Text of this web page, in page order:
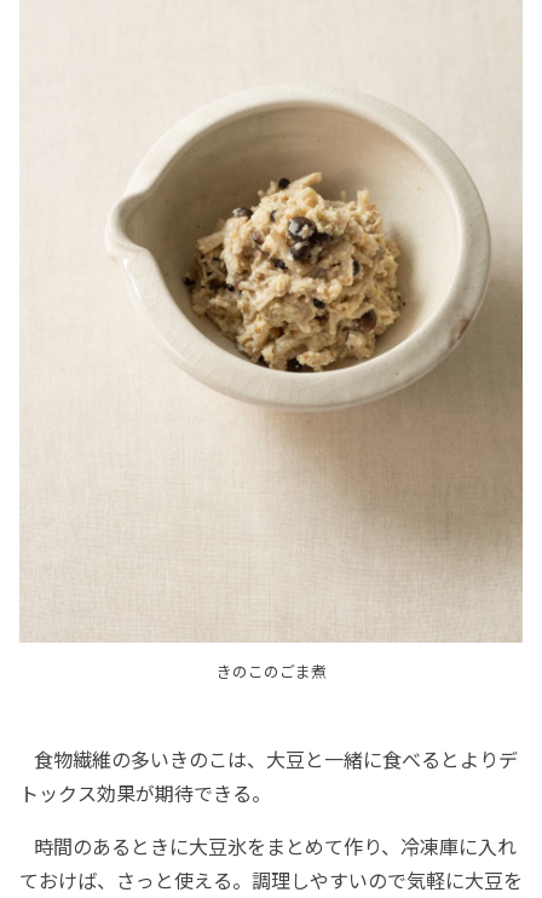
きのこのごま煮
食物繊維の多いきのこは、大豆と一緒に食べるとよりデ
トックス効果が期待できる。
時間のあるときに大豆氷をまとめて作り、冷凍庫に入れ
ておけば、さっと使える。調理しやすいので気軽に大豆を